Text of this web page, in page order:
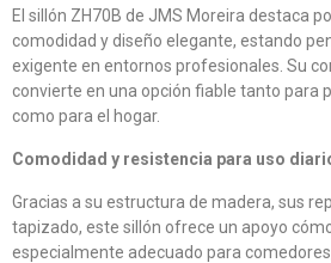
El sillón ZH70B de JMS Moreira destaca
comodidad y diseño elegante, estando
exigente en entornos profesionales. Su
convierte en una opción fiable tanto para
como para el hogar.
Comodidad y resistencia para uso
Gracias a su estructura de madera, sus
tapizado, este sillón ofrece un apoyo
especialmente adecuado para